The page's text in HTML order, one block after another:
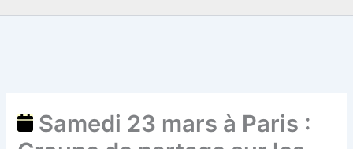
Samedi 23 mars à Paris :
les